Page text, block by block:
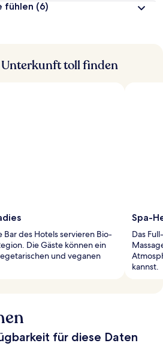
fühlen (6)
toll finden
Bar des Hotels servieren Bio-
Die Gäste können ein
und veganen
Spa-
Das
kannst.
für diese Daten